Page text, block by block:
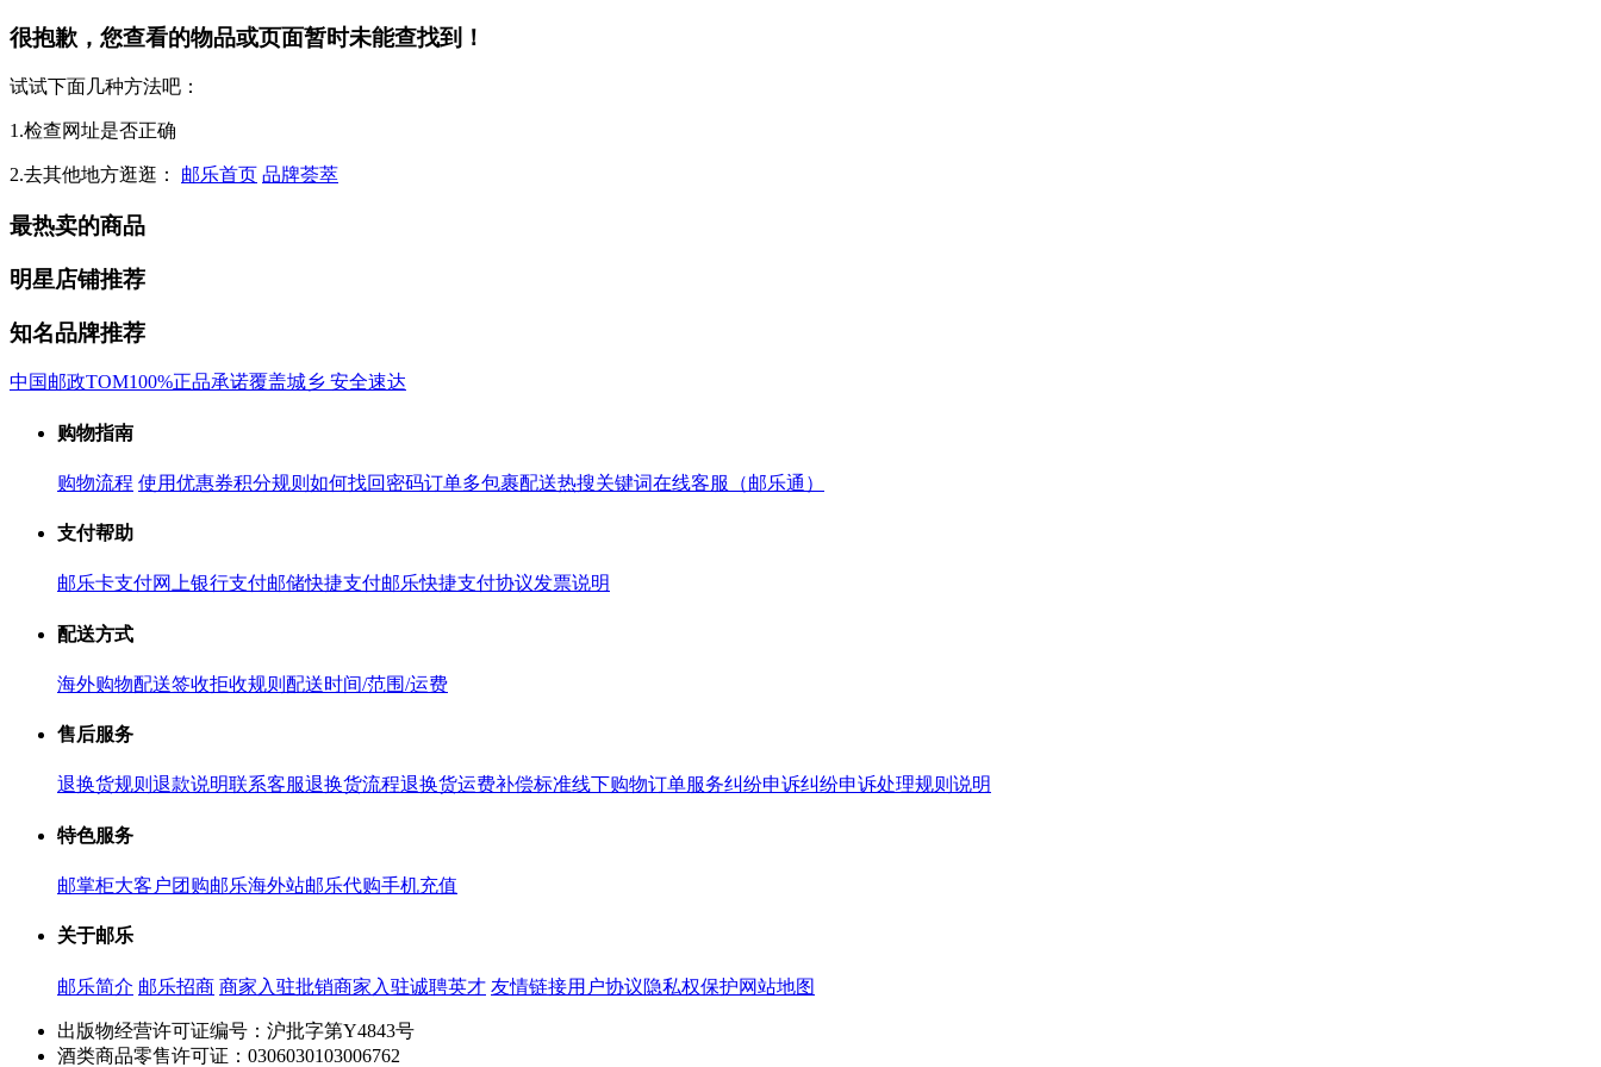
很抱歉，您查看的物品或页面暂时未能查找到！
试试下面几种方法吧：
1.检查网址是否正确
2.去其他地方逛逛： 邮乐首页 品牌荟萃
最热卖的商品
明星店铺推荐
知名品牌推荐
中国邮政TOM100%正品承诺覆盖城乡 安全速达
购物指南
购物流程 使用优惠券积分规则 如何找回密码订单多包裹配送热搜关键词在线客服（邮乐通）
支付帮助
邮乐卡支付网上银行支付邮储快捷支付邮乐快捷支付协议发票说明
配送方式
海外购物配送签收拒收规则 配送时间/范围/运费
售后服务
退换货规则 退款说明联系客服退换货流程退换货运费补偿标准线下购物订单服务纠纷申诉纠纷申诉处理规则说明
特色服务
邮掌柜大客户团购邮乐海外站邮乐代购手机充值
关于邮乐
邮乐简介 邮乐招商 商家入驻批销商家入驻诚聘英才 友情链接用户协议隐私权保护网站地图
出版物经营许可证编号：沪批字第Y4843号
酒类商品零售许可证：0306030103006762